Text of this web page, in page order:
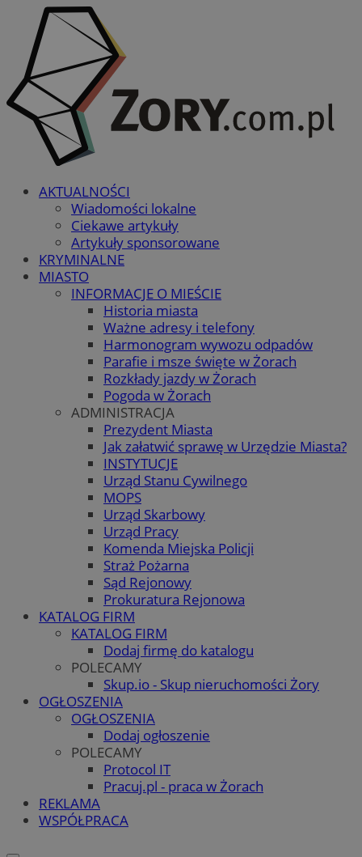
AKTUALNOŚCI
Wiadomości lokalne
Ciekawe artykuły
Artykuły sponsorowane
KRYMINALNE
MIASTO
INFORMACJE O MIEŚCIE
Historia miasta
Ważne adresy i telefony
Harmonogram wywozu odpadów
Parafie i msze święte w Żorach
Rozkłady jazdy w Żorach
Pogoda w Żorach
ADMINISTRACJA
Prezydent Miasta
Jak załatwić sprawę w Urzędzie Miasta?
INSTYTUCJE
Urząd Stanu Cywilnego
MOPS
Urząd Skarbowy
Urząd Pracy
Komenda Miejska Policji
Straż Pożarna
Sąd Rejonowy
Prokuratura Rejonowa
KATALOG FIRM
KATALOG FIRM
Dodaj firmę do katalogu
POLECAMY
Skup.io - Skup nieruchomości Żory
OGŁOSZENIA
OGŁOSZENIA
Dodaj ogłoszenie
POLECAMY
Protocol IT
Pracuj.pl - praca w Żorach
REKLAMA
WSPÓŁPRACA